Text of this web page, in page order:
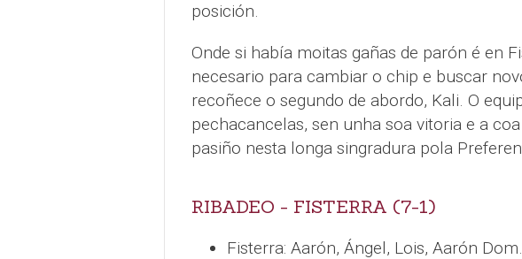
posición.
Onde si había moitas gañas de parón é en
necesario para cambiar o chip e buscar
recoñece o segundo de abordo, Kali. O
pechacancelas, sen unha soa vitoria e a
pasiño nesta longa singradura pola
RIBADEO - FISTERRA (7-1)
Fisterra: Aarón, Ángel, Lois, Aarón